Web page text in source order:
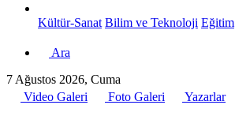
Kültür-Sanat Bilim ve Teknoloji Eğitim
Ara
7 Ağustos 2026, Cuma
Video Galeri
Foto Galeri Yazarlar